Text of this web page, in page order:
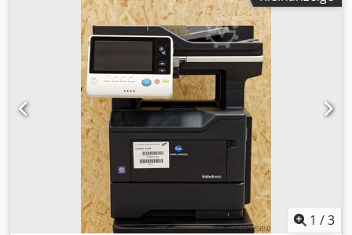
Mähraupe mit 112cm Sichelmulchdeck Diese AGRIA 9600-
112 Mähraupe ist Baujahr 2023, und hat erst 304
Betriebsstunden lt. Zähler und befindet sich in einem sehr
guten Gesamtzustand mit normalen Gebrauchs- und
Verschleißspuren. Kundendienst frisch durchgeführt.
aktueller UVP liegt bei 44.900,-€. Der Nettopreis beträgt
26.806,-€ // Bruttopreis 31.900,-€ - Besichtigung /
Probefahrt gerne möglich! - Versand kostet bundesweit
400,-€ per Spedition! - Finanzierung / Leasing kann
individuell für Sie angefragt werden
1 /3